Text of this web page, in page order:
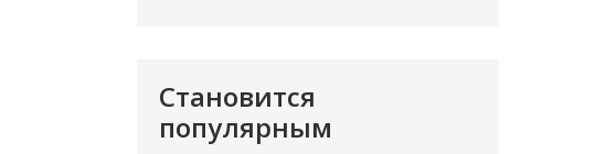
Становится
популярным